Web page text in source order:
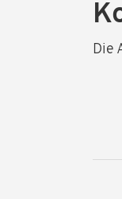
Die